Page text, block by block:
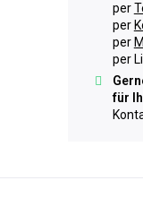
per
per
per
per
für